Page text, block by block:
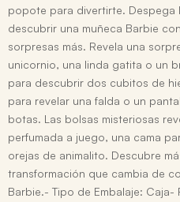
popote para divertirte. Despega
descubrir una muñeca Barbie
sorpresas más. Revela una
unicornio, una linda gatita o un
para descubrir dos cubitos de
para revelar una falda o un
botas. Las bolsas misteriosas
perfumada a juego, una cama
orejas de animalito. Descubre
transformación que cambia de
Barbie.- Tipo de Embalaje: Caja-